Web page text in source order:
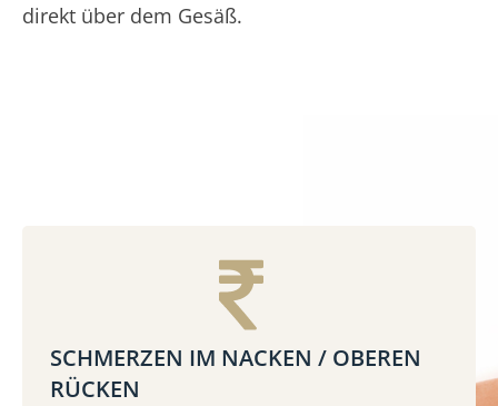
direkt über dem Gesäß.
SCHMERZEN IM NACKEN / OBEREN
RÜCKEN